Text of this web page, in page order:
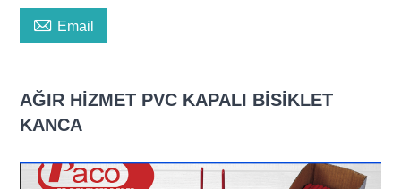
 Email
AĞIR HİZMET PVC KAPALI BİSİKLET
KANCA